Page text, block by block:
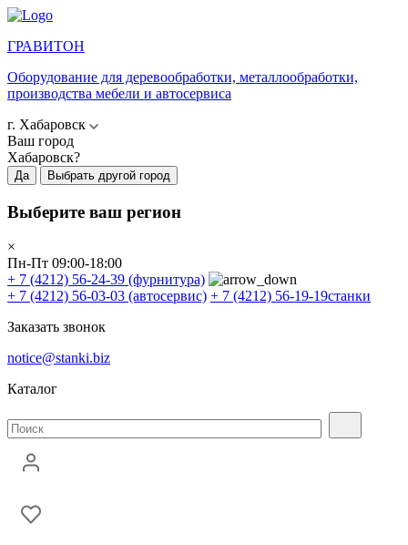
ГРАВИТОН
Оборудование для деревообработки, металлообработки,
производства мебели и автосервиса
г. Хабаровск
Ваш город
Хабаровск?
Да Выбрать другой город
Выберите ваш регион
×
Пн-Пт 09:00-18:00
+ 7 (4212) 56-24-39 (фурнитура)
+ 7 (4212) 56-03-03 (автосервис) + 7 (4212) 56-19-19станки
Заказать звонок
notice@stanki.biz
Каталог